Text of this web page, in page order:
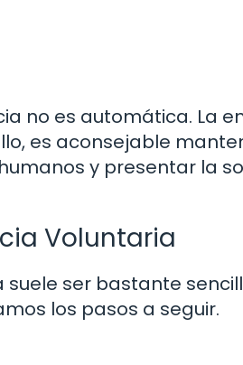
no es automática. La
es aconsejable
y presentar la
Voluntaria
ser bastante
los pasos a seguir.